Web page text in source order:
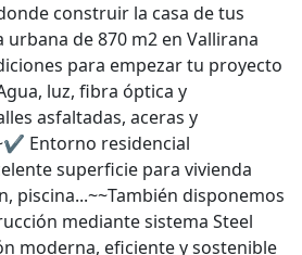
construir la casa de tus
urbana de 870 m2 en Vallirana
para empezar tu proyecto
luz, fibra óptica y
asfaltadas, aceras y
Entorno residencial
superficie para vivienda
piscina...~~También disponemos
mediante sistema Steel
moderna, eficiente y sostenible